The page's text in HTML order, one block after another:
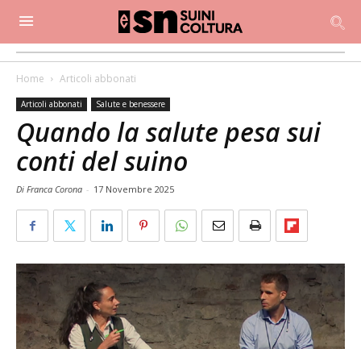
Home Articoli abbonati
Articoli abbonati Salute e benessere
Quando la salute pesa sui
conti del suino
Di Franca Corona - 17 Novembre 2025